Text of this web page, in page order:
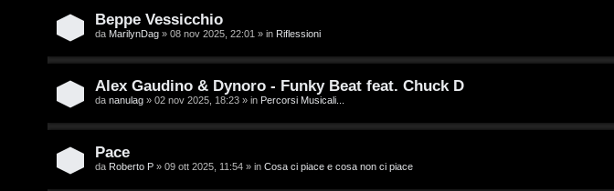
Beppe Vessicchio
da MarilynDag » 08 nov 2025, 22:01 » in Riflessioni
Alex Gaudino & Dynoro - Funky Beat feat. Chuck D
da nanulag » 02 nov 2025, 18:23 » in Percorsi Musicali...
Pace
da Roberto P » 09 ott 2025, 11:54 » in Cosa ci piace e cosa non ci piace